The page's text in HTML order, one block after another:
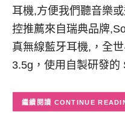
耳機,方便我們聽音樂
控推薦來自瑞典品牌
真無線藍牙耳機,，全
3.5g，使用自製研發
CONTINUE